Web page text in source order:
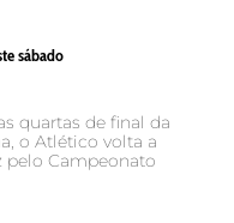
sábado
quartas de final da
o Atlético volta a
pelo Campeonato